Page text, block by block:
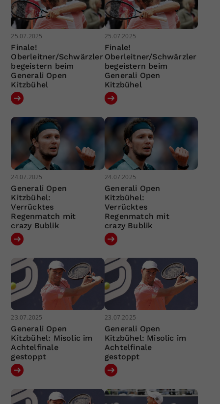
25.07.2025
Finale!
Oberleitner/Schwärzler
begeistern beim
Generali Open
Kitzbühel
25.07.2025
Finale!
Oberleitner/Schwärzler
begeistern beim
Generali Open
Kitzbühel
24.07.2025
Generali Open
Kitzbühel:
Verrücktes
Regenmatch mit
crazy Bublik
24.07.2025
Generali Open
Kitzbühel:
Verrücktes
Regenmatch mit
crazy Bublik
23.07.2025
Generali Open
Kitzbühel: Misolic im
Achtelfinale
gestoppt
23.07.2025
Generali Open
Kitzbühel: Misolic im
Achtelfinale
gestoppt